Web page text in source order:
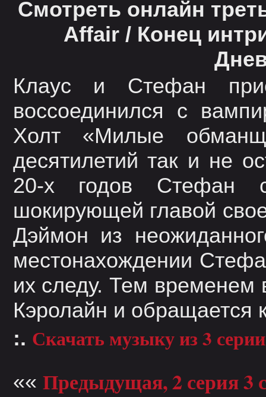
Смотреть онлайн
Affair / Конец
Клаус и Стефан
воссоединился с
Холт «Милые
десятилетий так и не
20-х годов Стефан
шокирующей главой
Дэймон из
местонахождении
их следу. Тем временем
Кэролайн и
:. Скачать музыку из 3
«« Предыдущая, 2 серия 3